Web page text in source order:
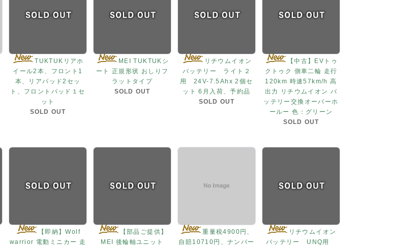
TUKTUKリアホ
イール2本、フロント1
本、リアパッド2セッ
ト、フロントパッド１セ
ット
SOLD OUT
MEI TUKTUKシ
ート 正規形状 おしりフ
ラットタイプ
SOLD OUT
リチウムイオン
バッテリー ライト２
用 24V-7.5Ahx 2個セ
ット 6月入荷、予約品
SOLD OUT
【中古】EVトゥ
クトゥク 側車二輪 走行
120km 時速57km/h 高
出力 リチウムイオン バ
ッテリー交換オーバーホ
ールー 色：グリーン
SOLD OUT
【即納】Wolf
warrior 電動ミニカー 走
【部品ご提供】
MEI 後輪軸ユニット
重量税4900円、
自賠10710円、ナンバー
リチウムイオン
バッテリー UNQ用